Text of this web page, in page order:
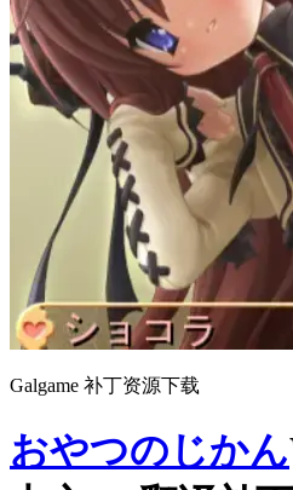
Galgame 补丁资源下载
おやつのじかん